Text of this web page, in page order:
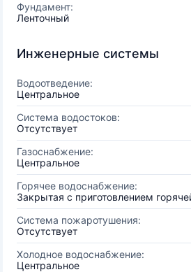
Фундамент:
Ленточный
Инженерные системы
Водоотведение:
Центральное
Система водостоков:
Отсутствует
Газоснабжение:
Центральное
Горячее водоснабжение:
Закрытая с приготовлением
Система пожаротушения:
Отсутствует
Холодное водоснабжение:
Центральное